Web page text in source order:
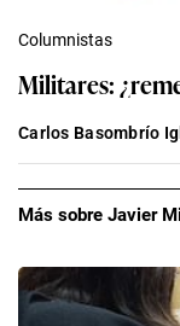
Columnistas
Militares:
Carlos Basombrío
Más sobre Javier